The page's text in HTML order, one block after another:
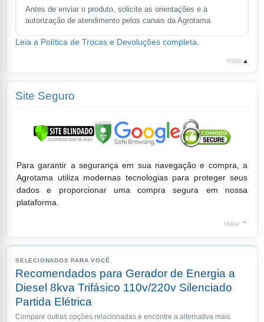
Antes de enviar o produto, solicite as orientações e a
autorização de atendimento pelos canais da Agrotama.
Leia a Política de Trocas e Devoluções completa
Voltar ▲
Site Seguro
Para garantir a segurança em sua navegação e compra, a
Agrotama utiliza modernas tecnologias para proteger seus
dados e proporcionar uma compra segura em nossa
plataforma.
Voltar
SELECIONADOS PARA VOCÊ
Recomendados para Gerador de Energia a
Diesel 8kva Trifásico 110v/220v Silenciado
Partida Elétrica
Compare outras opções relacionadas e encontre a alternativa mais